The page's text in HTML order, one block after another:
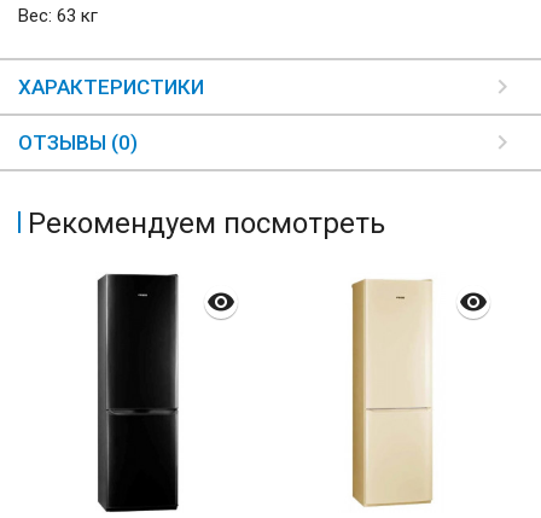
Вес: 63 кг
ХАРАКТЕРИСТИКИ
ОТЗЫВЫ (0)
Рекомендуем посмотреть